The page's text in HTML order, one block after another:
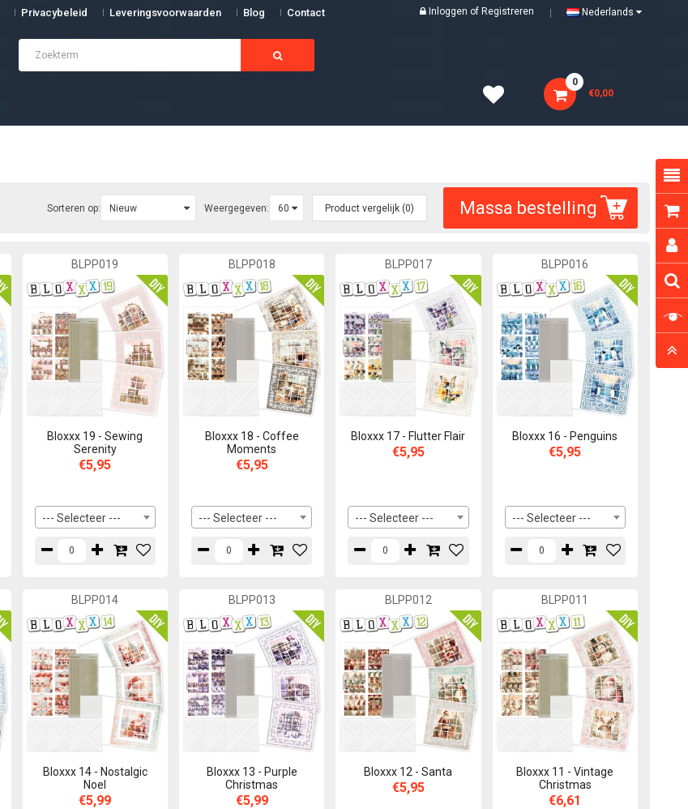
Privacybeleid Leveringsvoorwaarden Blog Contact Inloggen of Registreren Nederlands
0
€0,00
Massa bestelling
Sorteren op: Weergegeven: Product vergelijk (0)
BLPP019
Bloxxx 19 - Sewing
Serenity
€5,95
--- Selecteer ---
BLPP018
Bloxxx 18 - Coffee
Moments
€5,95
--- Selecteer ---
BLPP017
Bloxxx 17 - Flutter Flair
€5,95
--- Selecteer ---
BLPP016
Bloxxx 16 - Penguins
€5,95
--- Selecteer ---
BLPP014
Bloxxx 14 - Nostalgic
Noel
€5,99
BLPP013
Bloxxx 13 - Purple
Christmas
€5,99
BLPP012
Bloxxx 12 - Santa
€5,95
BLPP011
Bloxxx 11 - Vintage
Christmas
€6,61